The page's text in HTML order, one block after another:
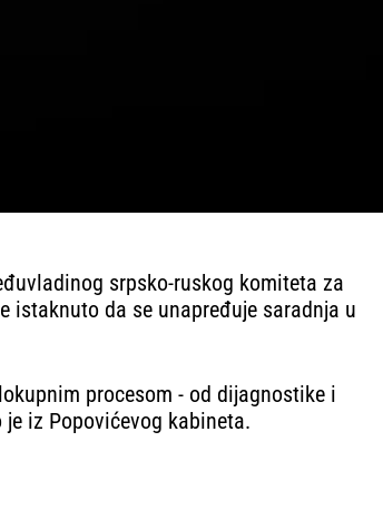
srpsko-ruskog komiteta za
istaknuto da se unapređuje saradnja u
procesom - od dijagnostike i
iz Popovićevog kabineta.